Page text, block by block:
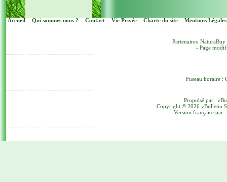
Accueil Qui sommes nous ? Contact Vie Privée Charte du site Mentions Légales
Partenaires NaturaBuy
- Page
Fuseau horaire :
Propulsé par
Copyright © 2026 vBulletin
Version française par